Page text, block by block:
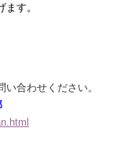
す。
合わせください。